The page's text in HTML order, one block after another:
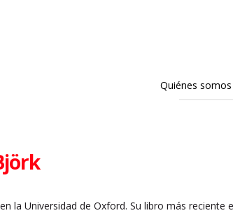
Quiénes somos
la Universidad de Oxford. Su libro más reciente